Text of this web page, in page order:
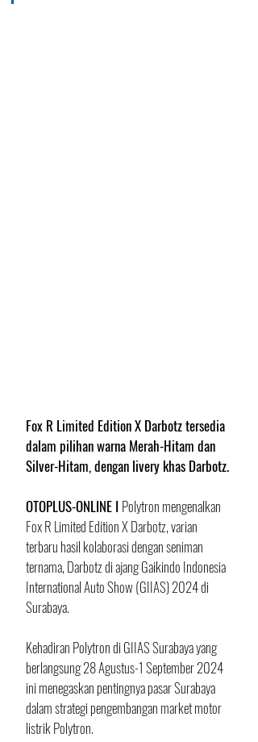
Fox R Limited Edition X Darbotz tersedia
dalam pilihan warna Merah-Hitam dan
Silver-Hitam, dengan livery khas Darbotz.
OTOPLUS-ONLINE I Polytron mengenalkan
Fox R Limited Edition X Darbotz, varian
terbaru hasil kolaborasi dengan seniman
ternama, Darbotz di ajang Gaikindo Indonesia
International Auto Show (GIIAS) 2024 di
Surabaya.
Kehadiran Polytron di GIIAS Surabaya yang
berlangsung 28 Agustus-1 September 2024
ini menegaskan pentingnya pasar Surabaya
dalam strategi pengembangan market motor
listrik Polytron.